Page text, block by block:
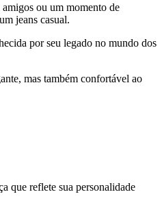
ou um momento de
jeans casual.
por seu legado no mundo dos
mas também confortável ao
que reflete sua personalidade